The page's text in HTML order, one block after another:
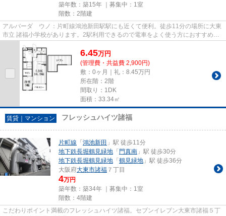
築年数：築15年 ｜募集中： 1室
階数：2階建
アルバーダ ウノ：片町線鴻池新田駅駅にも近くて便利。徒歩11分の場所に大東
市立 諸福小学校があります。2駅利用できるので電車をよく使う方におすすめな
物件です。駅徒歩10分に駅が...
6.45万円
(管理費・共益費 2,900円)
敷：0ヶ月｜礼：8.45万円
所在階：2階
間取り：1DK
面積：33.34㎡
賃貸｜マンション フレッシュハイツ諸福
片町線 「 鴻池新田 」駅 徒歩11分
地下鉄長堀鶴見緑地 「 門真南 」駅 徒歩30分
地下鉄長堀鶴見緑地 「 鶴見緑地 」駅 徒歩36分
大阪府大東市諸福 ７丁目
4万円
築年数：築34年 ｜募集中： 1室
階数：4階建
こだわりポイント満載のフレッシュハイツ諸福。セブンイレブン大東市諸福５丁